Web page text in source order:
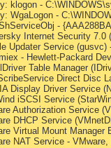
klogon -
WgaLogon -
-
Internet Security
Updater Service
- Hewlett-Packard
Table Manager
Direct Disc
Display Driver Service
iSCSI Service
Authorization Service
DHCP Service
Virtual Mount
NAT Service -